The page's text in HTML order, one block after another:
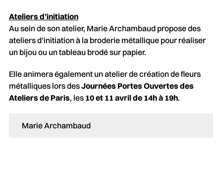
Ateliers d’initiation
Au sein de son atelier, Marie Archambaud propose des
ateliers d’initiation à la broderie métallique pour réaliser
un bijou ou un tableau brodé sur papier.
Elle animera également un atelier de création de fleurs
métalliques lors desJournées Portes Ouvertes des
Ateliers de Paris, les 10 et 11 avril de 14h à 19h.
Marie Archambaud